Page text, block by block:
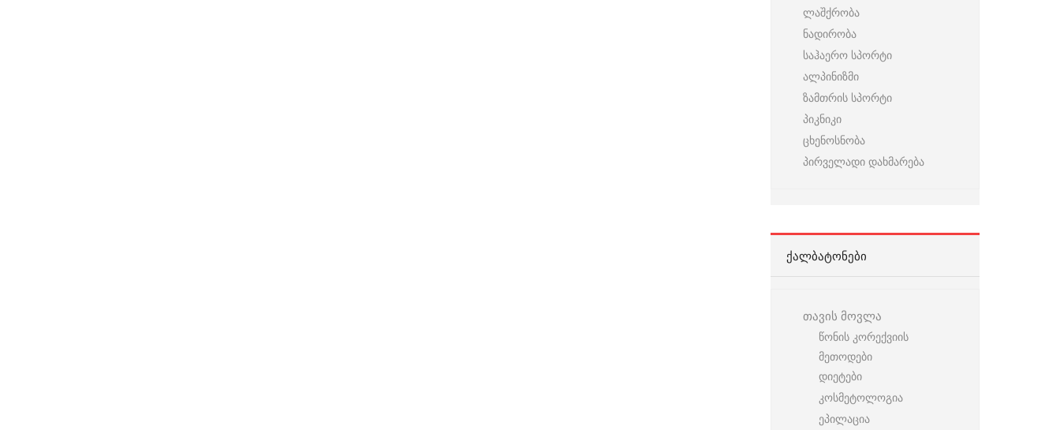
ლაშქრობა
ნადირობა
საჰაერო სპორტი
ალპინიზმი
ზამთრის სპორტი
პიკნიკი
ცხენოსნობა
პირველადი დახმარება
ᲥᲐᲚᲑᲐᲢᲝᲜᲔᲑᲘ
თავის მოვლა
წონის კორექვიის
მეთოდები
დიეტები
კოსმეტოლოგია
ეპილაცია